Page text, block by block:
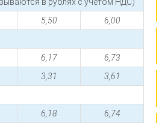
в рублях с учетом НДС)
5,50
6,00
6,17
6,73
3,31
3,61
6,18
6,74